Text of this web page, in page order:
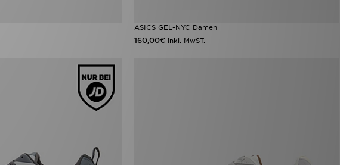
ASICS GEL-NYC Damen
160,00€ inkl. MwST.